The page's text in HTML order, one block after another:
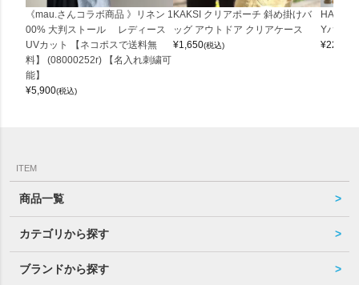
《mau.さんコラボ商品 》リネン 1
00% 大判ストール レディース
UVカット 【ネコポスで送料無
料】 (08000252r) 【名入れ刺繍可
能】
¥5,900(税込)
KAKSI クリアポーチ 斜め掛けバ
ッグ アウトドア クリアケース
¥1,650(税込)
Yバッグ
¥22,000
ITEM
商品一覧
カテゴリから探す
ブランドから探す